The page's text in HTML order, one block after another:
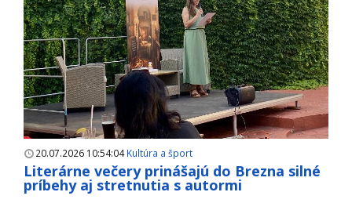
20.07.2026 10:54:04Kultúra a šport
Literárne večery prinášajú do Brezna silné
príbehy aj stretnutia s autormi